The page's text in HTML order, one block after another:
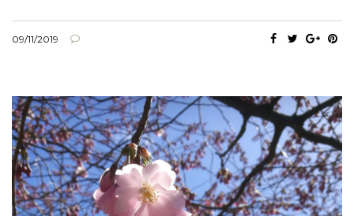
09/11/2019